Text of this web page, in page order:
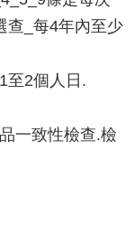
查_每4年內至少
至2個人日.
一致性檢查.檢